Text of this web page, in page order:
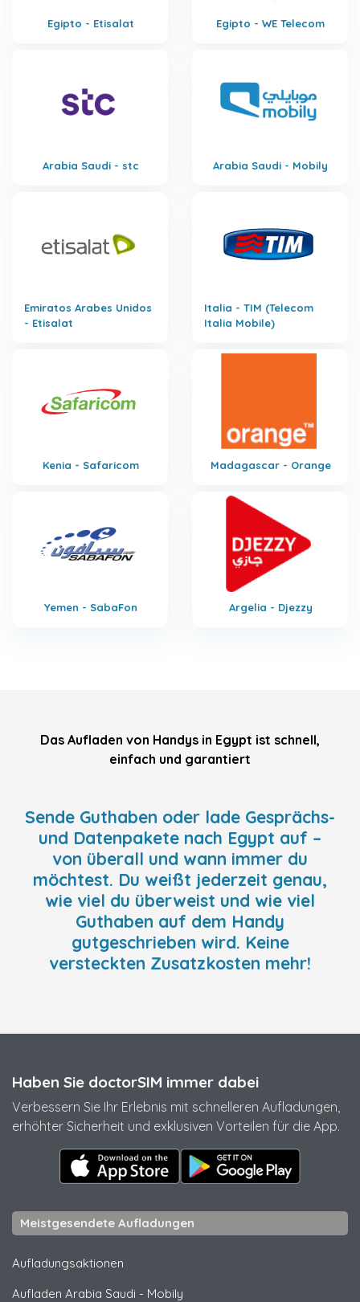
Egipto - Etisalat Egipto - WE Telecom
Arabia Saudi - stc Arabia Saudi - Mobily
Emiratos Arabes Unidos
- Etisalat
Italia - TIM (Telecom
Italia Mobile)
Kenia - Safaricom Madagascar - Orange
Yemen - SabaFon Argelia - Djezzy
Das Aufladen von Handys in Egypt ist schnell,
einfach und garantiert
Sende Guthaben oder lade Gesprächs-
und Datenpakete nach Egypt auf –
von überall und wann immer du
möchtest. Du weißt jederzeit genau,
wie viel du überweist und wie viel
Guthaben auf dem Handy
gutgeschrieben wird. Keine
versteckten Zusatzkosten mehr!
Haben Sie doctorSIM immer dabei
Verbessern Sie Ihr Erlebnis mit schnelleren Aufladungen,
erhöhter Sicherheit und exklusiven Vorteilen für die App.
Meistgesendete Aufladungen
Aufladungsaktionen
Aufladen Arabia Saudi - Mobily